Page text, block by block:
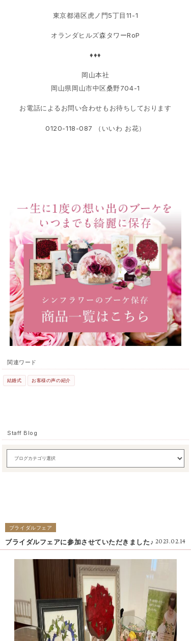
東京都港区虎ノ門5丁目11-1
オランダヒルズ森タワーRoP
♦♦♦
岡山本社
岡山県岡山市中区桑野704-1
お電話によるお問い合わせもお待ちしております
0120-118-087 （いいわ お花）
関連ワード
結婚式 お客様の声の紹介
Staff Blog
ブライダルフェア
2023.02.14
ブライダルフェアに参加させていただきました♪